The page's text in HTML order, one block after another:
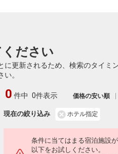
ださい
更新されるため、検索のタイ
。
現在の絞り込み ホテル指定
0 件中 0件表示 価格の安い順
条件に当てはまる宿泊施設
以下をお試しください。